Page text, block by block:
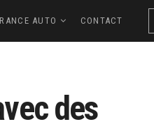
AUTO CONTACT
des